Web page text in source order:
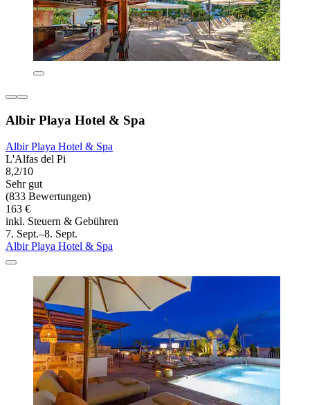
Albir Playa Hotel & Spa
Albir Playa Hotel & Spa
L'Alfas del Pi
8,2/10
Sehr gut
(833 Bewertungen)
163 €
inkl. Steuern & Gebühren
7. Sept.–8. Sept.
Albir Playa Hotel & Spa